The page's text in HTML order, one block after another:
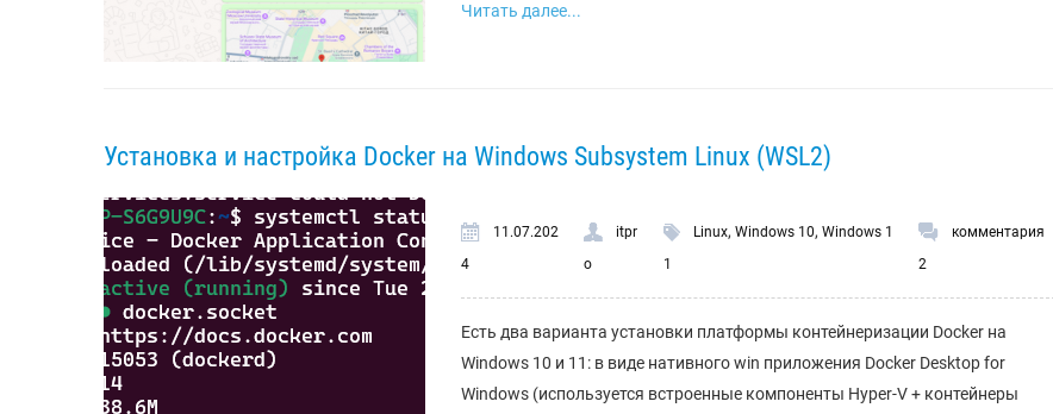
Читать далее...
Установка и настройка Docker на Windows Subsystem Linux (WSL2)
11.07.202
4
itpr
o
Linux,Windows 10,Windows 1
1
комментария
2
Есть два варианта установки платформы контейнеризации Docker на
Windows 10 и 11: в виде нативного win приложения Docker Desktop for
Windows (используется встроенные компоненты Hyper-V + контейнеры